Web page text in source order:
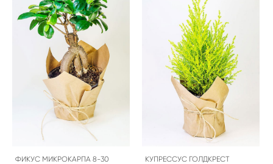
ФИКУС МИКРОКАРПА 8-30
КУПРЕССУС ГОЛДКРЕСТ